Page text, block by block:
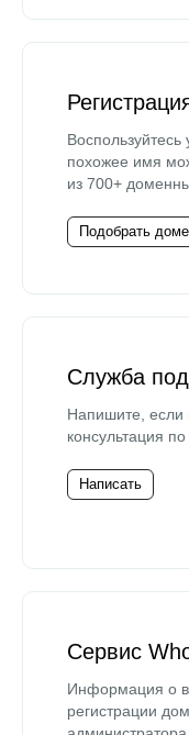
похожее имя
из 700+
Подобрать
Служба
Напишите,
консультация по
Написать
Сервис
Информация о
регистрации